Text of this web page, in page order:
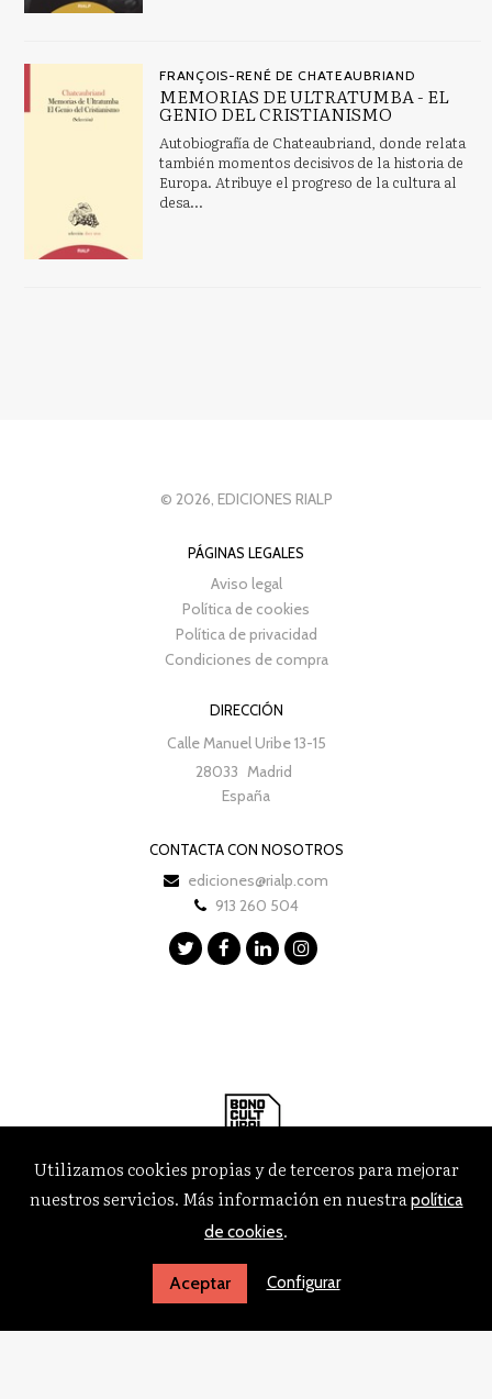
FRANÇOIS-RENÉ DE CHATEAUBRIAND
MEMORIAS DE ULTRATUMBA - EL
GENIO DEL CRISTIANISMO
Autobiografía de Chateaubriand, donde relata
también momentos decisivos de la historia de
Europa. Atribuye el progreso de la cultura al
desa...
© 2026, EDICIONES RIALP
PÁGINAS LEGALES
Aviso legal
Política de cookies
Política de privacidad
Condiciones de compra
DIRECCIÓN
Calle Manuel Uribe 13-15
28033 Madrid
España
CONTACTA CON NOSOTROS
ediciones@rialp.com
913 260 504
Utilizamos cookies propias y de terceros para mejorar
nuestros servicios. Más información en nuestrapolítica
de cookies.
Aceptar Configurar